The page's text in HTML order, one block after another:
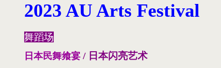
2023 AU Arts Festival
舞蹈场
日本民舞飨宴 / 日本闪亮艺术